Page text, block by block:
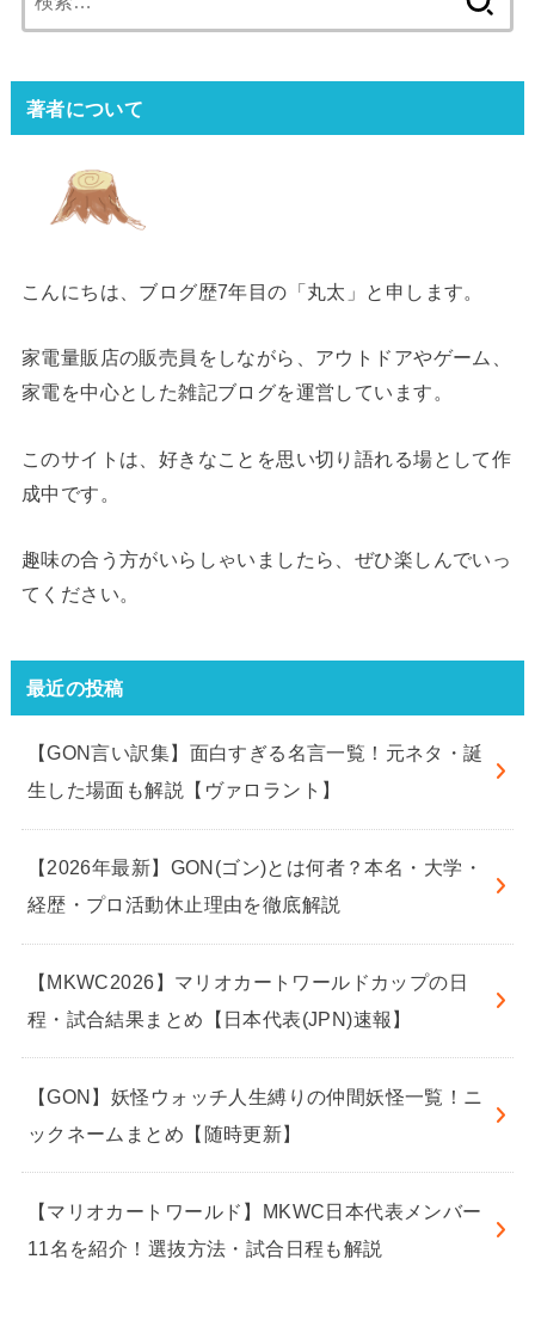
索:
著者について
こんにちは、ブログ歴7年目の「丸太」と申します。
家電量販店の販売員をしながら、アウトドアやゲーム、
家電を中心とした雑記ブログを運営しています。
このサイトは、好きなことを思い切り語れる場として作
成中です。
趣味の合う方がいらしゃいましたら、ぜひ楽しんでいっ
てください。
最近の投稿
【GON言い訳集】面白すぎる名言一覧！元ネタ・誕
生した場面も解説【ヴァロラント】
【2026年最新】GON(ゴン)とは何者？本名・大学・
経歴・プロ活動休止理由を徹底解説
【MKWC2026】マリオカートワールドカップの日
程・試合結果まとめ【日本代表(JPN)速報】
【GON】妖怪ウォッチ人生縛りの仲間妖怪一覧！ニ
ックネームまとめ【随時更新】
【マリオカートワールド】MKWC日本代表メンバー
11名を紹介！選抜方法・試合日程も解説